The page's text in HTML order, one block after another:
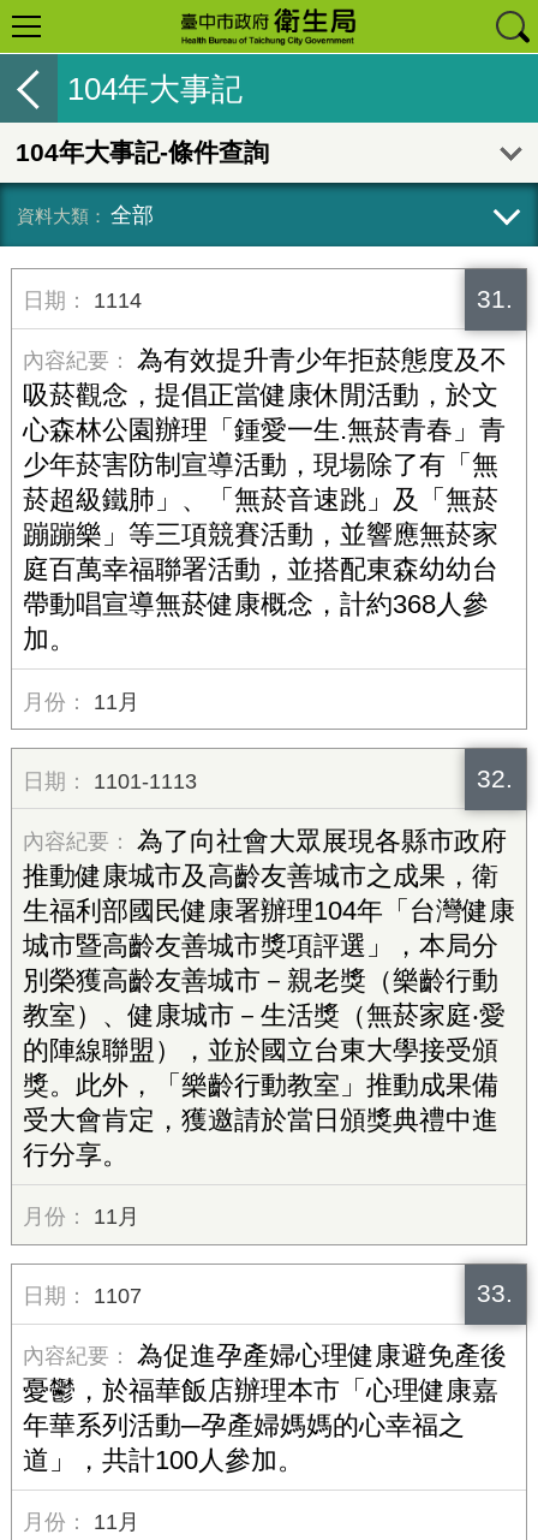
104年大事記
104年大事記-條件查詢
全部
31.
1114
為有效提升青少年拒菸態度及不
吸菸觀念，提倡正當健康休閒活動，於文
心森林公園辦理「鍾愛一生.無菸青春」青
少年菸害防制宣導活動，現場除了有「無
菸超級鐵肺」、「無菸音速跳」及「無菸
蹦蹦樂」等三項競賽活動，並響應無菸家
庭百萬幸福聯署活動，並搭配東森幼幼台
帶動唱宣導無菸健康概念，計約368人參
加。
11月
32.
1101-1113
為了向社會大眾展現各縣市政府
推動健康城市及高齡友善城市之成果，衛
生福利部國民健康署辦理104年「台灣健康
城市暨高齡友善城市獎項評選」，本局分
別榮獲高齡友善城市－親老獎（樂齡行動
教室）、健康城市－生活獎（無菸家庭‧愛
的陣線聯盟），並於國立台東大學接受頒
獎。此外，「樂齡行動教室」推動成果備
受大會肯定，獲邀請於當日頒獎典禮中進
行分享。
11月
33.
1107
為促進孕產婦心理健康避免產後
憂鬱，於福華飯店辦理本市「心理健康嘉
年華系列活動─孕產婦媽媽的心幸福之
道」，共計100人參加。
11月